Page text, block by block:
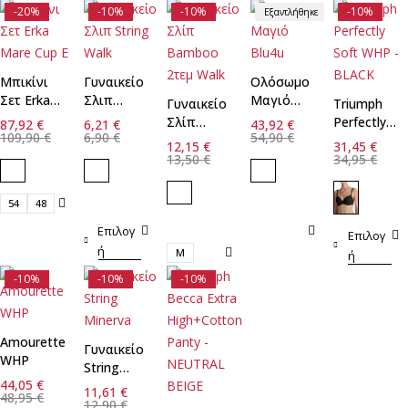
-20%
Μπικίνι
Σετ Erka
Mare Cup
E
109,90€
87,92 €
54 48
-10%
Γυναικείο
Σλιπ
String
Walk
6,90€
6,21 €
Επιλογ
ή
-10%
Γυναικείο
Σλίπ
Bamboo
2τεμ Walk
13,50€
12,15€
M
Εξαντλήθηκε
Ολόσωμο
Μαγιό
Blu4u
54,90€
43,92 €
-10%
Triumph
Perfectly
Soft WHP
- BLACK
34,95€
31,45€
Επιλογ
ή
-10%
Amourette
WHP
48,95€
44,05 €
-10%
Γυναικείο
String
Minerva
12,90€
11,61 €
-10%